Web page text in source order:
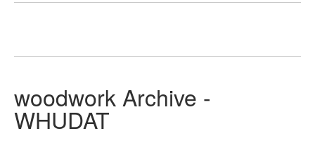
woodwork Archive -
WHUDAT